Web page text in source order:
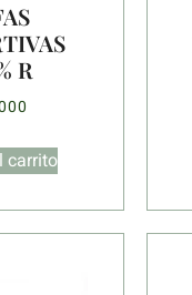
R
carrito